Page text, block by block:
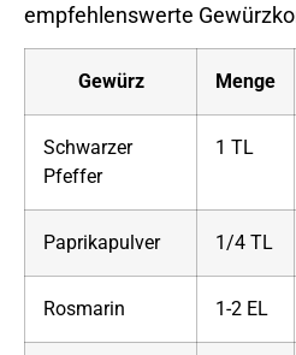
empfehlenswerte
Gewürz Menge
Schwarzer
Pfeffer
1 TL
Paprikapulver 1/4 TL
Rosmarin 1-2 EL